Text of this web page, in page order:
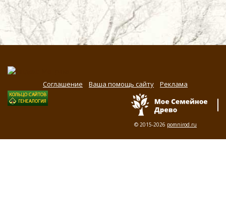
Соглашение Ваша помощь сайту Реклама
© 2015-2026 pomnirod.ru